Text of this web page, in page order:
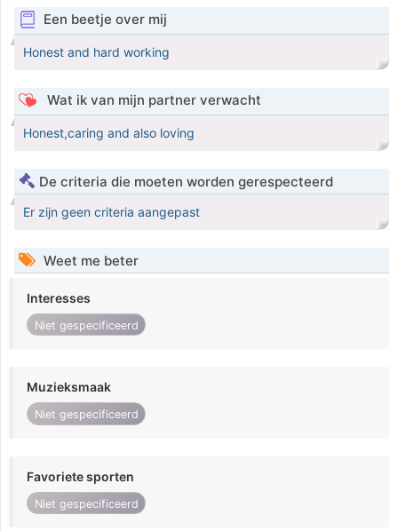
Een beetje over mij
Honest and hard working
Wat ik van mijn partner verwacht
Honest,caring and also loving
De criteria die moeten worden gerespecteerd
Er zijn geen criteria aangepast
Weet me beter
Interesses
Niet gespecificeerd
Muzieksmaak
Niet gespecificeerd
Favoriete sporten
Niet gespecificeerd